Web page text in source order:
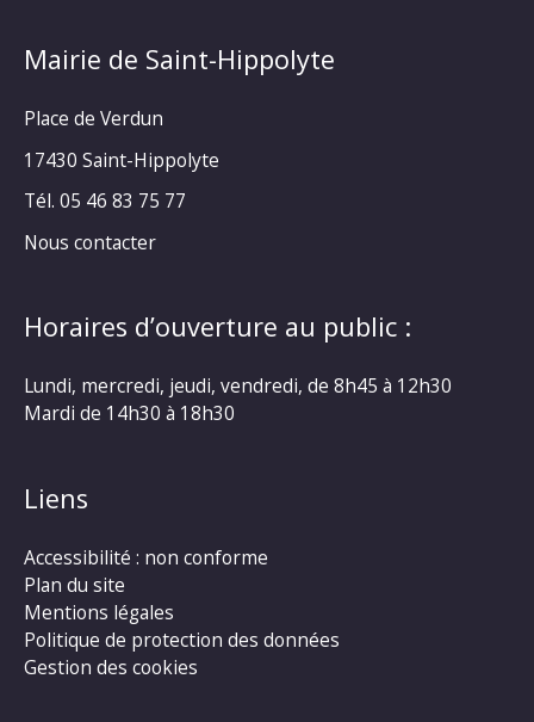
Mairie de Saint-Hippolyte
Place de Verdun
17430 Saint-Hippolyte
Tél. 05 46 83 75 77
Nous contacter
Horaires d’ouverture au public :
Lundi, mercredi, jeudi, vendredi, de 8h45 à 12h30
Mardi de 14h30 à 18h30
Liens
Accessibilité : non conforme
Plan du site
Mentions légales
Politique de protection des données
Gestion des cookies